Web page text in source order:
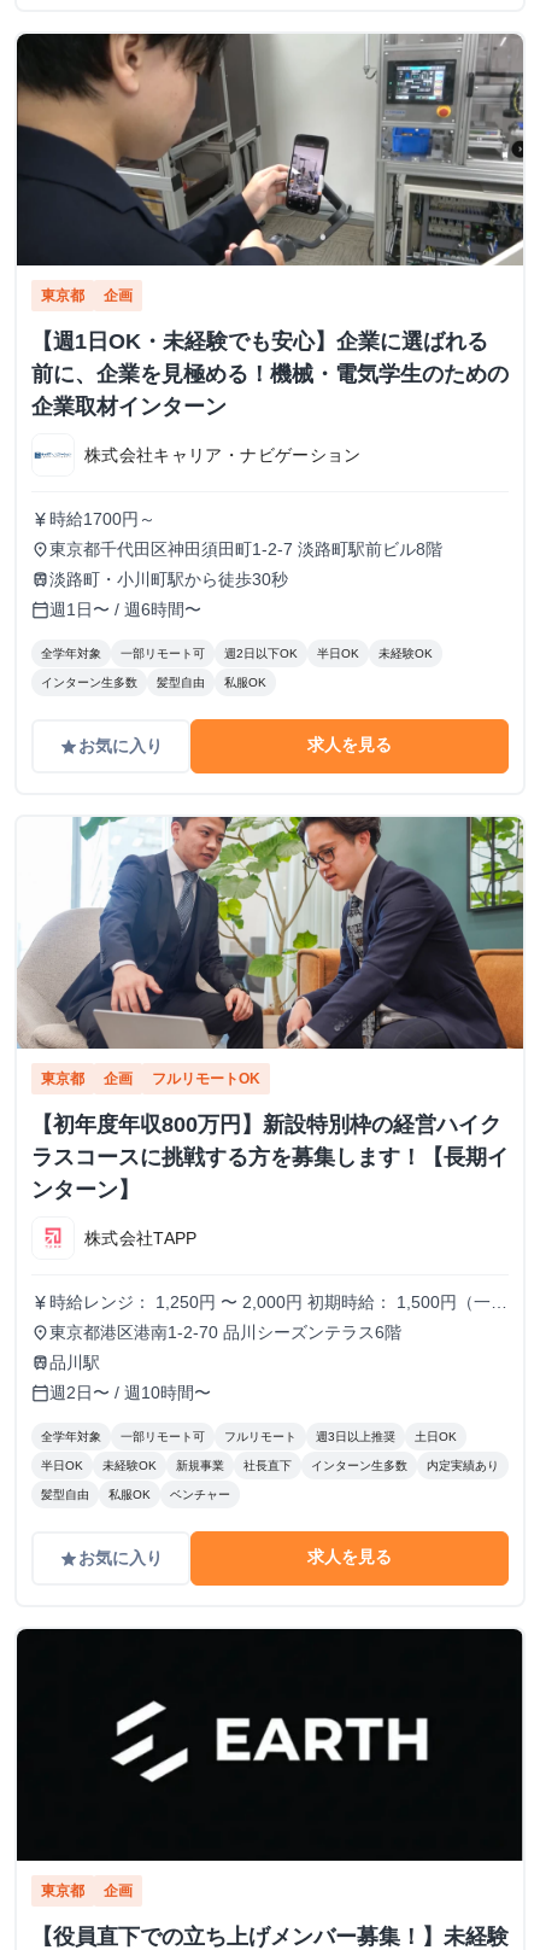
東京都 企画
【週1日OK・未経験でも安心】企業に選ばれる
前に、企業を見極める！機械・電気学生のための
企業取材インターン
株式会社キャリア・ナビゲーション
currency_yen 時給1700円～
place東京都千代田区神田須田町1-2-7 淡路町駅前ビル8階
train淡路町・小川町駅から徒歩30秒
calendar_today週1日〜 / 週6時間〜
全学年対象 一部リモート可 週2日以下OK 半日OK 未経験OK
インターン生多数 髪型自由 私服OK
gradeお気に入り 求人を見る
東京都 企画 フルリモートOK
【初年度年収800万円】新設特別枠の経営ハイク
ラスコースに挑戦する方を募集します！【長期イ
ンターン】
株式会社TAPP
currency_yen 時給レンジ： 1,250円 〜 2,000円 初期時給： 1,500円（一律
スタート） 改定タイミング： 3ヶ月ごとの契約更新時 評価
基準： 以下の4項目を5段階でスコアリングし、時給を決
待を大きく上回り、社員と同等のバリューを発揮。 A評価：
期待通り。安定して高品質な成果を出している。（※現状維
範囲の縮小や、当初想定していたスキルレベルに達していな
い場合に適用します。
place東京都港区港南1-2-70 品川シーズンテラス6階
train品川駅
calendar_today週2日〜 / 週10時間〜
全学年対象 一部リモート可 フルリモート 週3日以上推奨 土日OK
半日OK 未経験OK 新規事業 社長直下 インターン生多数 内定実績あり
髪型自由 私服OK ベンチャー
gradeお気に入り 求人を見る
東京都 企画
【役員直下での立ち上げメンバー募集！】未経験